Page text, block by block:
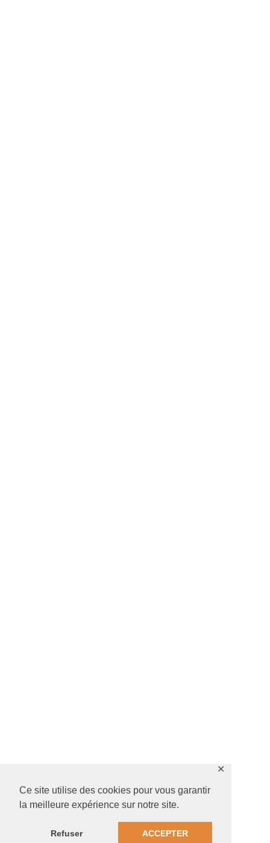
Ce site utilise des cookies pour vous garantir
la meilleure expérience sur notre site.
Refuser ACCEPTER
✕